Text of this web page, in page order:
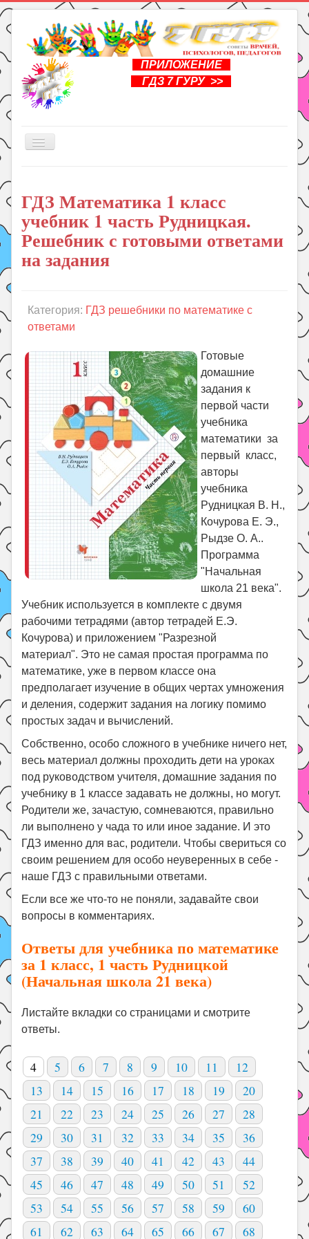
ПРИЛОЖЕНИЕ
ГДЗ 7 ГУРУ >>
Включить/
Книги
Рукоделие
Подготовка к школе
Уроки
Праздники
Летом!
Поиск
ГДЗ Математика 1 класс
учебник 1 часть Рудницкая.
Решебник с готовыми ответами
на задания
Категория: ГДЗ решебники по математике с
ответами
Готовые
домашние
задания к
первой части
учебника
математики за
первый класс,
авторы
учебника
Рудницкая В. Н.,
Кочурова Е. Э.,
Рыдзе О. А..
Программа
"Начальная
школа 21 века".
Учебник используется в комплекте с двумя
рабочими тетрадями (автор тетрадей Е.Э.
Кочурова) и приложением "Разрезной
материал". Это не самая простая программа по
математике, уже в первом классе она
предполагает изучение в общих чертах умножения
и деления, содержит задания на логику помимо
простых задач и вычислений.
Собственно, особо сложного в учебнике ничего нет,
весь материал должны проходить дети на уроках
под руководством учителя, домашние задания по
учебнику в 1 классе задавать не должны, но могут.
Родители же, зачастую, сомневаются, правильно
ли выполнено у чада то или иное задание. И это
ГДЗ именно для вас, родители. Чтобы свериться со
своим решением для особо неуверенных в себе -
наше ГДЗ с правильными ответами.
Если все же что-то не поняли, задавайте свои
вопросы в комментариях.
Ответы для учебника по математике
за 1 класс, 1 часть Рудницкой
(Начальная школа 21 века)
Листайте вкладки со страницами и смотрите
ответы.
4 5 6 7 8 9 10 11
12
13
14 15 16 17 18 19
20
21
22 23 24 25 26 27
28
29
30 31 32 33 34 35
36
37
38 39 40 41 42 43
44
45
46 47 48 49 50 51
52
53
54 55 56 57 58 59
60
61
62 63 64 65 66 67 68